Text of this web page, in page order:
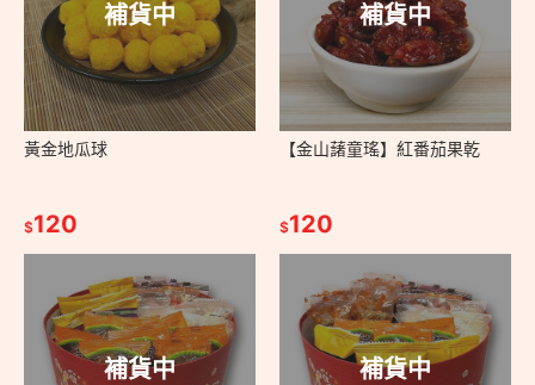
補貨中
黃金地瓜球
$120
補貨中
【金山藷童瑤】紅番茄果乾
$120
補貨中 補貨中